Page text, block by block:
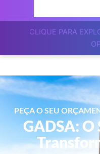
CLIQUE PARA
PEÇA O SEU
GADSA: O